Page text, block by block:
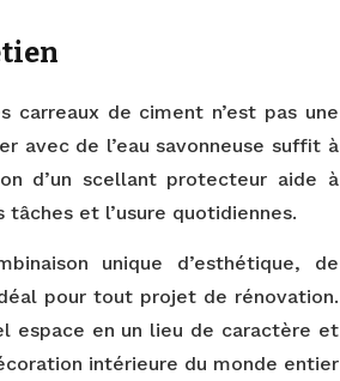
carreaux de ciment n’est pas une
avec de l’eau savonneuse suffit à
d’un scellant protecteur aide à
et l’usure quotidiennes.
unique d’esthétique, de
pour tout projet de rénovation.
espace en un lieu de caractère et
intérieure du monde entier